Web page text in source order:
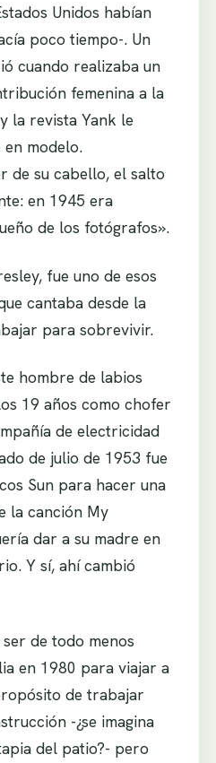
Unidos habían
poco tiempo-. Un
cuando realizaba un
femenina a la
la revista Yank le
modelo.
de su cabello, el salto
en 1945 era
de los fotógrafos».
fue uno de esos
cantaba desde la
para sobrevivir.
hombre de labios
19 años como chofer
de electricidad
de julio de 1953 fue
Sun para hacer una
la canción My
dar a su madre en
Y sí, ahí cambió
de todo menos
en 1980 para viajar a
de trabajar
-¿se imagina
del patio?- pero